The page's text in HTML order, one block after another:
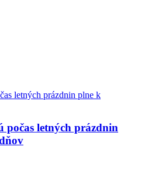
počas letných prázdnin